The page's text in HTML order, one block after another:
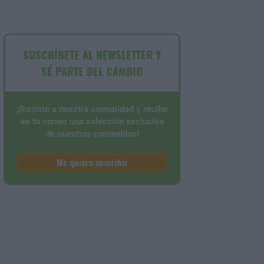
SUSCRÍBETE AL NEWSLETTER Y
SÉ PARTE DEL CAMBIO
¡Sumate a nuestra comunidad y recibe
en tu correo una selección exclusiva
de nuestros contenidos!
Me quiero suscribir